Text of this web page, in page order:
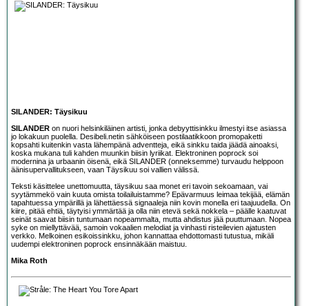
SILANDER: Täysikuu
SILANDER on nuori helsinkiläinen artisti, jonka debyyttisinkku ilmestyi itse asiassa
jo lokakuun puolella. Desibeli.netin sähköiseen postilaatikkoon promopaketti
kopsahti kuitenkin vasta lähempänä adventteja, eikä sinkku taida jäädä ainoaksi,
koska mukana tuli kahden muunkin biisin lyriikat. Elektroninen poprock soi
modernina ja urbaanin öisenä, eikä SILANDER (onneksemme) turvaudu helppoon
äänisupervallitukseen, vaan Täysikuu soi vallien välissä.
Teksti käsittelee unettomuutta, täysikuu saa monet eri tavoin sekoamaan, vai
syytämmekö vain kuuta omista toilailuistamme? Epävarmuus leimaa tekijää, elämän
tapahtuessa ympärillä ja lähettäessä signaaleja niin kovin monella eri taajuudella. On
kiire, pitää ehtiä, täytyisi ymmärtää ja olla niin etevä sekä nokkela – päälle kaatuvat
seinät saavat biisin tuntumaan nopeammalta, mutta ahdistus jää puuttumaan. Nopea
syke on miellyttävää, samoin vokaalien melodiat ja vinhasti risteilevien ajatusten
verkko. Melkoinen esikoissinkku, johon kannattaa ehdottomasti tutustua, mikäli
uudempi elektroninen poprock ensinnäkään maistuu.
Mika Roth